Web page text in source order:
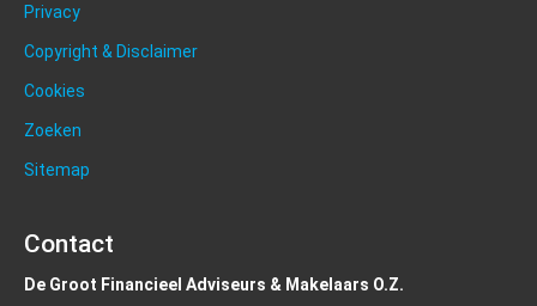
Privacy
Copyright & Disclaimer
Cookies
Zoeken
Sitemap
Contact
De Groot Financieel Adviseurs & Makelaars O.Z.